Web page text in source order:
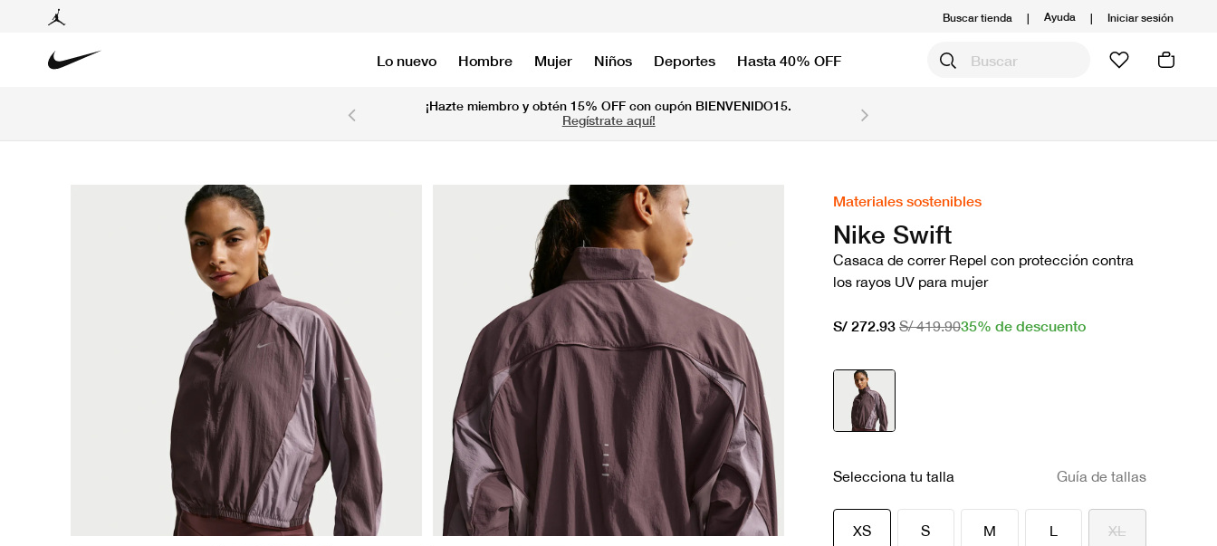
Buscar tienda | Ayuda | Iniciar sesión
Lo nuevo Hombre Mujer Niños Deportes Hasta 40% OFF
¡Hazte miembro y obtén 15% OFF con cupón BIENVENIDO15.
Regístrate aquí!
Materiales sostenibles
Nike Swift
Casaca de correr Repel con protección contra
los rayos UV para mujer
S/ 272.93 S/ 419.9035% de descuento
Selecciona tu talla Guía de tallas
XSseleccionado
S M L XL